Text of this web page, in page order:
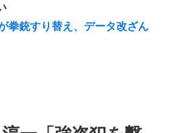
拳銃すり替え、データ改ざん